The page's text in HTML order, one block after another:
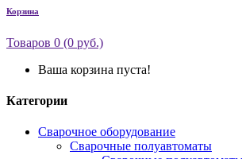
Корзина
Товаров 0 (0 руб.)
Ваша корзина пуста!
Категории
Сварочное оборудование
Сварочные полуавтоматы